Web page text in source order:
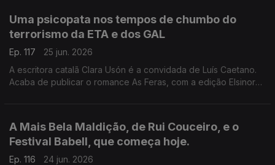
Uma psicopata nos tempos de chumbo do
terrorismo da ETA e dos GAL
Ep. 117
25 jun. 2026
A escritora catalã Clara Usón é a convidada de Luís Caetano.
Acaba de publicar o romance As Feras, com a edição Elsinore.
A Mais Bela Maldição, de Rui Couceiro, e o
Festival Babell, que começa hoje.
Ep. 116
24 jun. 2026